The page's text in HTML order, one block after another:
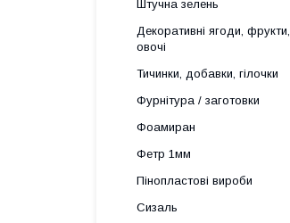
Штучна зелень
Декоративні ягоди, фрукти,
овочі
Тичинки, добавки, гілочки
Фурнітура / заготовки
Фоамиран
Фетр 1мм
Пінопластові вироби
Сизаль